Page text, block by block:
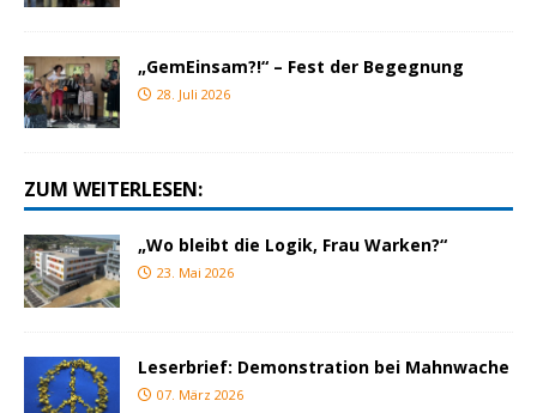
„GemEinsam?!“ – Fest der Begegnung
28. Juli 2026
ZUM WEITERLESEN:
„Wo bleibt die Logik, Frau Warken?“
23. Mai 2026
Leserbrief: Demonstration bei Mahnwache
07. März 2026